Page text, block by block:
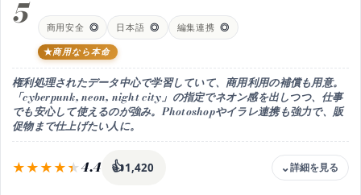
Pro(月2,900円)
目安（円/月換算）
無料枠が広く実質0円で使える
商用利用
可（規約に準拠）
日本語
◎ 高品質
おすすめ用途
5 商用安全 ◎ 日本語 ◎ 編集連携 ◎
商用なら本命
権利処理されたデータ中心で学習していて、商用利用の補償も用意。
「cyberpunk, neon, night city」の指定でネオン感を出しつつ、仕事
でも安心して使えるのが強み。Photoshopやイラレ連携も強力で、販
促物まで仕上げたい人に。
4.4 👍1,420